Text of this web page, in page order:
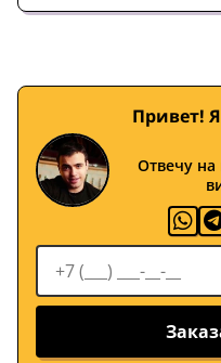
Привет!
Отвечу